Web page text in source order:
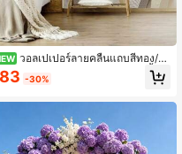
วอลเปเปอร์ลายคลื่นแถบสีทอง/
ดำ ไวนิลลอกออกได้ กาวในตัว กันน้ำ ถ
ออกได้ ใช้สำหรับตกแต่งผนังห้องบ้า
83 -30%